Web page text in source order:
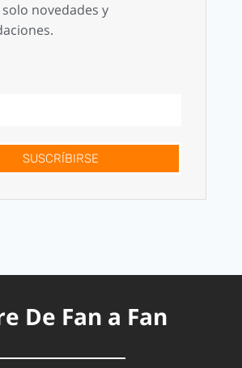
novedades y
SUSCRÍBIRSE
De Fan a Fan